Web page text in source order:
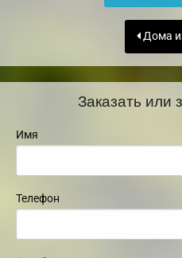
Дома
Заказать или
Имя
Телефон